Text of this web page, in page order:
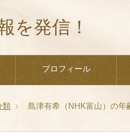
を発信！
プロフィール
類 島津有希（NHK富山）の年